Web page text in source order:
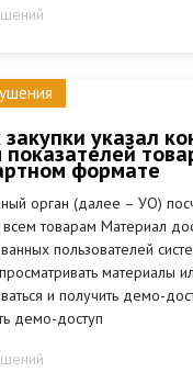
закупки указал
показателей
формате
орган (далее – УО)
всем товарам Материал
пользователей
материалы
и получить демо-
демо-доступ